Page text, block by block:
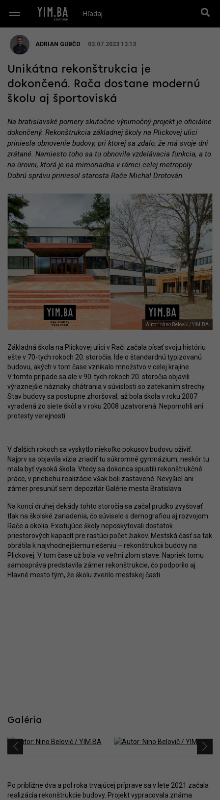
ADRIAN GUBČO 03.07.2023 13:13
Unikátna rekonštrukcia je
dokončená. Rača dostane modernú
školu aj športoviská
Na bratislavské pomery skutočne výnimočný projekt je oficiálne
dokončený. Rekonštrukcia základnej školy na Plickovej ulici
priniesla obnovenie budovy, pri ktorej sa zdalo, že má svoje dni
zrátané. Namiesto toho sa tu obnovila vzdelávacia funkcia, a to
na úrovni, ktorá je na mimoriadna v rámci celej metropoly.
Dobrú správu priniesol starosta Rače Michal Drotován.
Autor: Nino Belovič / YIM.BA
Základná škola na Plickovej ulici v Rači začala písať svoju históriu
ešte v 70-tych rokoch 20. storočia. Ide o štandardnú typizovanú
budovu, akých v tom čase vznikalo množstvo v celej krajine.
V tomto prípade sa ale v 90-tych rokoch 20. storočia objavili
výraznejšie náznaky chátrania v súvislosti so zatekaním strechy.
Stav budovy sa postupne zhoršoval, až bola škola v roku 2007
vyradená zo siete škôl a v roku 2008 uzatvorená. Nepomohli ani
protesty verejnosti.
V ďalších rokoch sa vyskytlo niekoľko pokusov budovu oživiť.
Najprv sa objavila vízia zriadiť tu súkromné gymnázium, neskôr tu
mala byť vysoká škola. Vtedy sa dokonca spustili rekonštrukčné
práce, v priebehu realizácie však boli zastavené. Nevyšiel ani
zámer presunúť sem depozitár Galérie mesta Bratislava.
Na konci druhej dekády tohto storočia sa začal prudko zvyšovať
tlak na školské zariadenia, čo súviselo s demografiou aj rozvojom
Rače a okolia. Existujúce školy neposkytovali dostatok
priestorových kapacít pre rastúci počet žiakov. Mestská časť sa tak
obrátila k najvhodnejšiemu riešeniu – rekonštrukcii budovy na
Plickovej. V tom čase už bola vo veľmi zlom stave. Napriek tomu
samospráva predstavila zámer rekonštrukcie, čo podporilo aj
Hlavné mesto tým, že školu zverilo mestskej časti.
Galéria
Po približne dva a pol roka trvajúcej príprave sa v lete 2021 začala
realizácia rekonštrukcie budovy. Projekt vypracovala známa